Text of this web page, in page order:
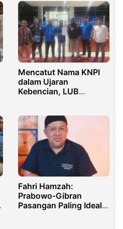
Mencatut Nama KNPI
dalam Ujaran
Kebencian, LUB
Fahri Hamzah:
Prabowo-Gibran
Pasangan Paling Ideal